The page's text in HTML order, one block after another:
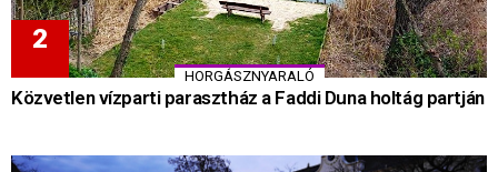
HORGÁSZNYARALÓ
Közvetlen vízparti parasztház a Faddi Duna holtág partján